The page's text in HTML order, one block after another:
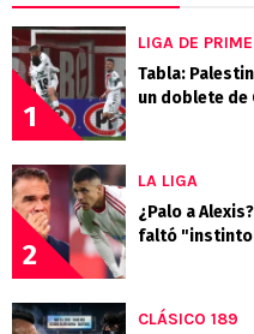
1
LIGA DE
Tabla:
un doblete de
2
LA LIGA
¿Palo a
faltó "instinto
CLÁSICO 189